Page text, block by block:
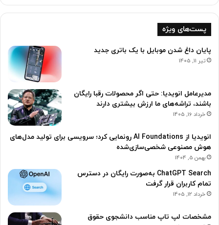
پست‌های ویژه
پایان داغ شدن موبایل با یک باتری جدید
تیر 11, 1405
مدیرعامل انویدیا: حتی اگر محصولات رقبا رایگان
باشند، تراشه‌های ما ارزش بیشتری دارند
خرداد 16, 1405
انویدیا از AI Foundations رونمایی کرد؛ سرویسی برای تولید مدل‌های
هوش مصنوعی شخصی‌سازی‌شده
بهمن 5, 1404
ChatGPT Search به‌صورت رایگان در دسترس
تمام کاربران قرار گرفت
خرداد 12, 1405
مشخصات لپ تاپ مناسب دانشجوی حقوق